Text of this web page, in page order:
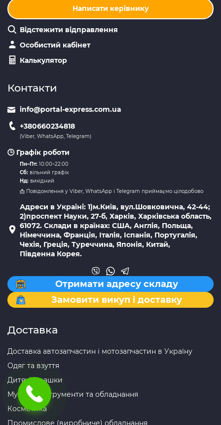
Написати керівнику
Відстежити відправлення
Особистий кабінет
Калькулятор
Контакти
info@portal-express.com.ua
+380660234818
(Viber, WhatsApp, Telegram)
🕒 Графік роботи
Пн–Пт: 10:00–22:00
Сб: вільний графік
Нд: вихідний
📩 Повідомлення у Viber, WhatsApp і Telegram приймаємо цілодобово
Адреси в Україні: 1)м.Київ, вул.Шовковична, 42-44;
2)проспект Науки, 27-б, Харків, Харківська область,
61072. Склади в країнах: США, Англія, Польща,
Німеччина, Франція, Італія, Іспанія, Португалія,
Чехія, Греція, Туреччина, Японія, Китай,
Південна Корея.
Отримати адресу складу
Замовити викуп і доставку
Доставка
Доставка автозапчастин і мотозапчастин в Україну
Одяг та взуття
Дитячі іграшки
Музичні інструменти та обладнання
Косметика
Промислове (виробниче) обладнання